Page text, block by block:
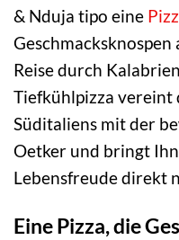
& Nduja tipo eine
Reise durch
Tiefkühlpizza vereint
Süditaliens mit der
Oetker und bringt
Lebensfreude direkt
Eine Pizza, die